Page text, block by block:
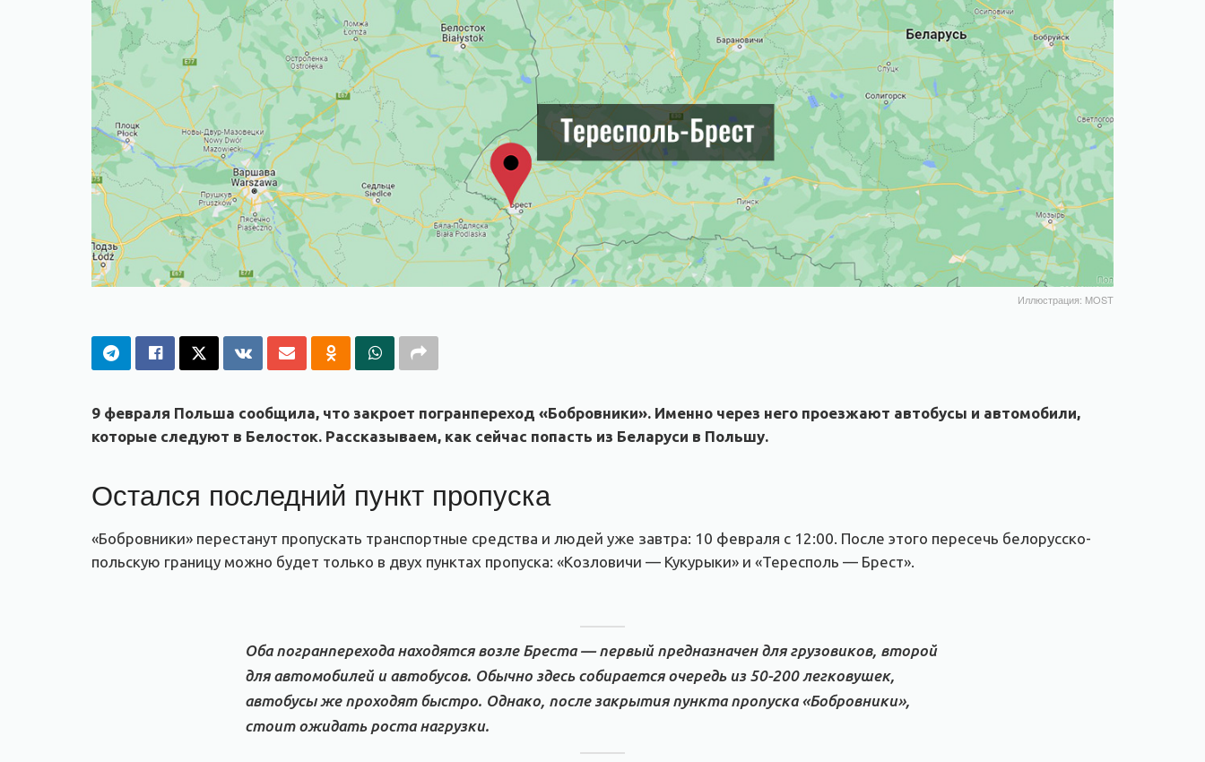
Иллюстрация: MOST
9 февраля Польша сообщила, что закроет погранпереход «Бобровники». Именно через него проезжают автобусы и автомобили,
которые следуют в Белосток. Рассказываем, как сейчас попасть из Беларуси в Польшу.
Остался последний пункт пропуска
«Бобровники» перестанут пропускать транспортные средства и людей уже завтра: 10 февраля с 12:00. После этого пересечь белорусско-
польскую границу можно будет только в двух пунктах пропуска: «Козловичи — Кукурыки» и «Тересполь — Брест».
Оба погранперехода находятся возле Бреста — первый предназначен для грузовиков, второй
для автомобилей и автобусов. Обычно здесь собирается очередь из 50-200 легковушек,
автобусы же проходят быстро. Однако, после закрытия пункта пропуска «Бобровники»,
стоит ожидать роста нагрузки.